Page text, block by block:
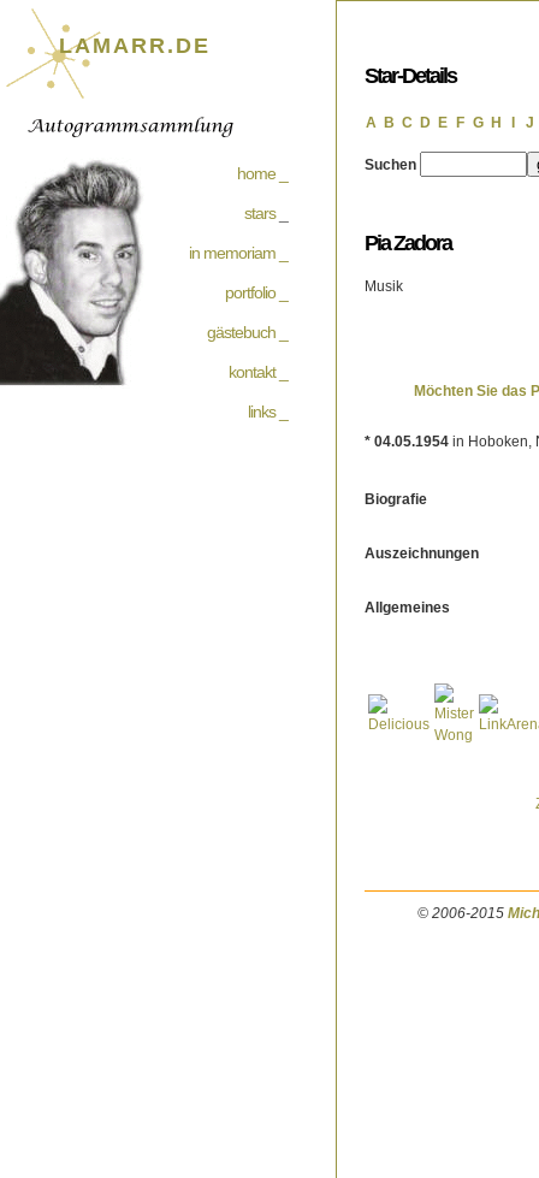
LAMARR.DE
home _
stars_
in memoriam _
portfolio _
gästebuch _
kontakt _
links _
Star-Details
A B C D E F G H J
Suchen
Pia Zadora
Musik
Möchten Sie das
* 04.05.1954 in Hoboken,
Biografie
Auszeichnungen
Allgemeines
© 2006-2015